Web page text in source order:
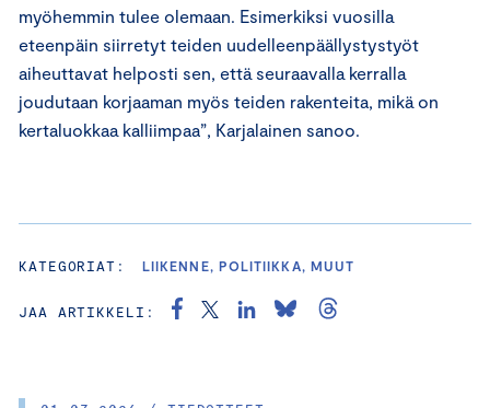
myöhemmin tulee olemaan. Esimerkiksi vuosilla
eteenpäin siirretyt teiden uudelleenpäällystystyöt
aiheuttavat helposti sen, että seuraavalla kerralla
joudutaan korjaaman myös teiden rakenteita, mikä on
kertaluokkaa kalliimpaa”, Karjalainen sanoo.
KATEGORIAT: LIIKENNE, POLITIIKKA, MUUT
JAA ARTIKKELI: